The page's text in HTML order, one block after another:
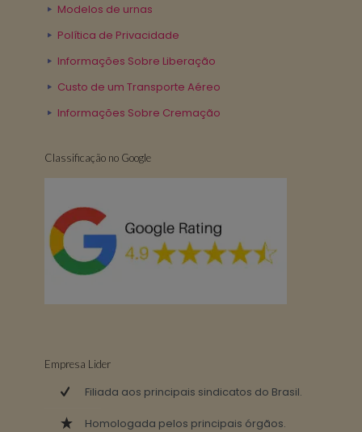
Modelos de urnas
Política de Privacidade
Informações Sobre Liberação
Custo de um Transporte Aéreo
Informações Sobre Cremação
Classificação no Google
Empresa Lider
Filiada aos principais sindicatos do Brasil.
Homologada pelos principais órgãos.